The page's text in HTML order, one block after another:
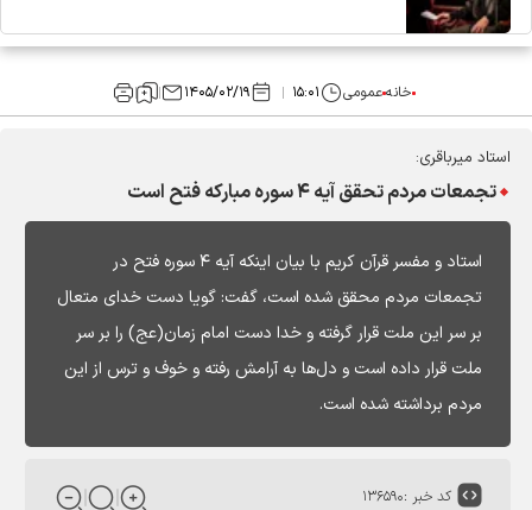
خانهعمومی ۱۵:۰۱ ۱۴۰۵/۰۲/۱۹
استاد میرباقری:
تجمعات مردم تحقق آیه ۴ سوره مبارکه فتح است
استاد و مفسر قرآن کریم با بیان اینکه آیه ۴ سوره فتح در
تجمعات مردم محقق شده است، گفت: گویا دست خدای متعال
بر سر این ملت قرار گرفته و خدا دست امام زمان(عج) را بر سر
ملت قرار داده است و دل‌ها به آرامش رفته و خوف و ترس از این
مردم برداشته شده است.
کد خبر :۱۳۶۵۹۰